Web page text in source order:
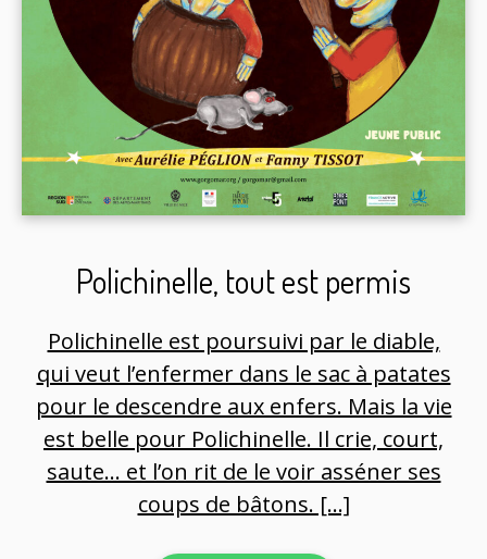
Polichinelle, tout est permis
Polichinelle est poursuivi par le diable,
qui veut l’enfermer dans le sac à patates
pour le descendre aux enfers. Mais la vie
est belle pour Polichinelle. Il crie, court,
saute… et l’on rit de le voir asséner ses
coups de bâtons. […]